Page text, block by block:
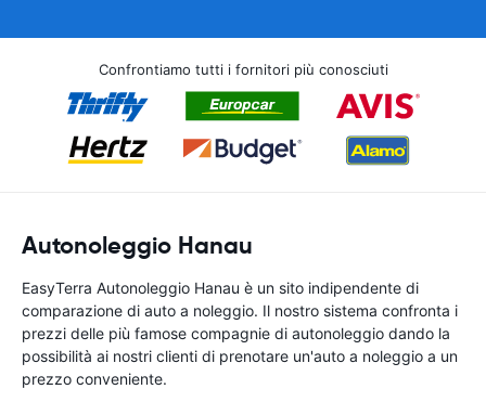
Confrontiamo tutti i fornitori più conosciuti
Autonoleggio Hanau
EasyTerra Autonoleggio Hanau è un sito indipendente di
comparazione di auto a noleggio. Il nostro sistema confronta i
prezzi delle più famose compagnie di autonoleggio dando la
possibilità ai nostri clienti di prenotare un'auto a noleggio a un
prezzo conveniente.